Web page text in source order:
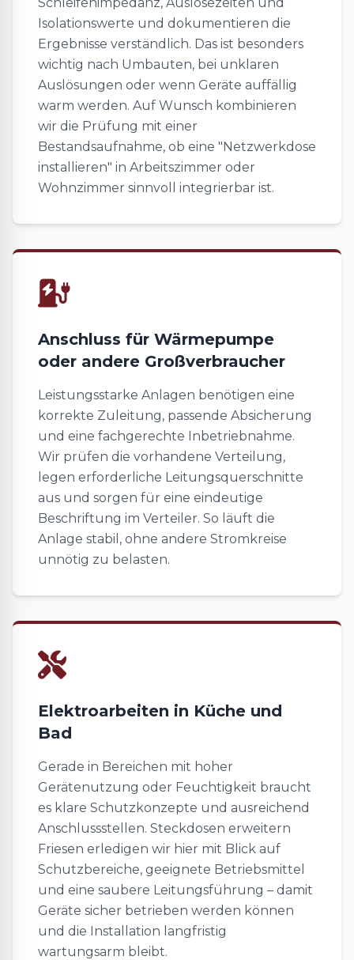
Isolationswerte und dokumentieren die
Ergebnisse verständlich. Das ist besonders
wichtig nach Umbauten, bei unklaren
Auslösungen oder wenn Geräte auffällig
warm werden. Auf Wunsch kombinieren
wir die Prüfung mit einer
Bestandsaufnahme, ob eine "Netzwerkdose
installieren" in Arbeitszimmer oder
Wohnzimmer sinnvoll integrierbar ist.
Anschluss für Wärmepumpe
oder andere Großverbraucher
Leistungsstarke Anlagen benötigen eine
korrekte Zuleitung, passende Absicherung
und eine fachgerechte Inbetriebnahme.
Wir prüfen die vorhandene Verteilung,
legen erforderliche Leitungsquerschnitte
aus und sorgen für eine eindeutige
Beschriftung im Verteiler. So läuft die
Anlage stabil, ohne andere Stromkreise
unnötig zu belasten.
Elektroarbeiten in Küche und
Bad
Gerade in Bereichen mit hoher
Gerätenutzung oder Feuchtigkeit braucht
es klare Schutzkonzepte und ausreichend
Anschlussstellen. Steckdosen erweitern
Friesen erledigen wir hier mit Blick auf
Schutzbereiche, geeignete Betriebsmittel
und eine saubere Leitungsführung – damit
Geräte sicher betrieben werden können
und die Installation langfristig
wartungsarm bleibt.